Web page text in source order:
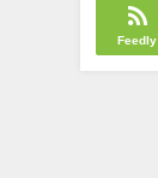
Feedly